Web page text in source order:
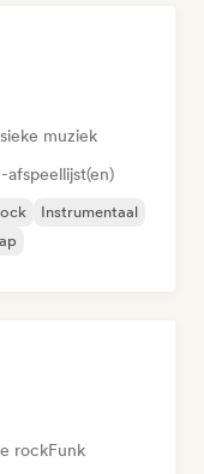
muziek
Instrumentaal
rockFunk